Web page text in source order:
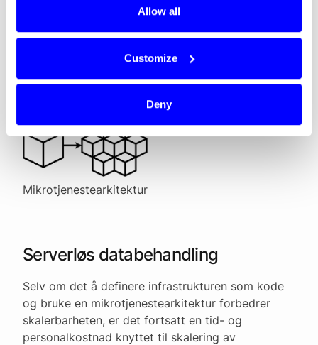
Allow all
Customize
Deny
evne til å legge til nye funksjoner uten å påvirke
eksisterende funksjoner mye enklere, siden
funksjonene er atskilt fra hverandre. I tillegg gir
det oss muligheten til å skalere
Mikrotjenestearkitektur
Serverløs databehandling
Selv om det å definere infrastrukturen som kode
og bruke en mikrotjenestearkitektur forbedrer
skalerbarheten, er det fortsatt en tid- og
personalkostnad knyttet til skalering av